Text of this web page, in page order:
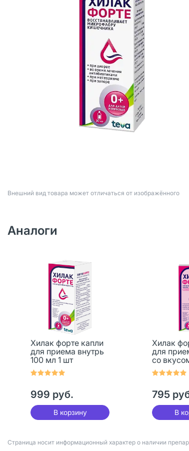
Bнешний вид товара может отличаться от изображённого
Аналоги
Хилак форте капли
для приема внутрь
100 мл 1 шт
999 руб.
В корзину
Хилак
для
со
100 мл 1 шт
795
В
Страница носит информационный характер о наличии